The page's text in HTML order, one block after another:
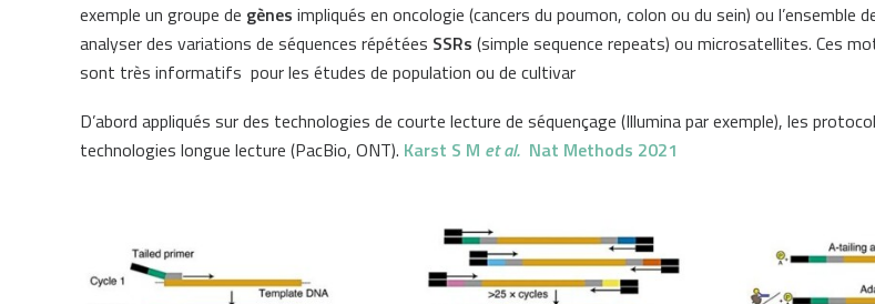
exemple un groupe de gènes impliqués en oncologie (cancers du poumon, colon ou du sein) ou l’ensemble
analyser des variations de séquences répétées SSRs (simple sequence repeats) ou microsatellites. Ces
sont très informatifs pour les études de population ou de cultivar
D’abord appliqués sur des technologies de courte lecture de séquençage (Illumina par exemple), les
technologies longue lecture (PacBio, ONT). Karst S M et al. Nat Methods 2021